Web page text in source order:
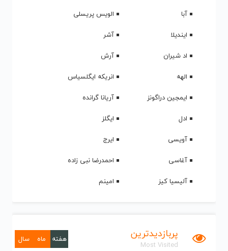
آبا
الویس پریسلی
ایندیلا
آشر
اد شیران
آرش
الهه
انریکه ایگلسیاس
ایمجین دراگونز
آریانا گرانده
ادل
ایگلز
آویسی
ایرج
آغاسی
احمدرضا نبی زاده
آلیسیا کیز
امینم
پربازدیدترین
Most Visited
هفته ماه سال